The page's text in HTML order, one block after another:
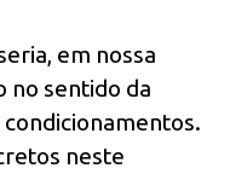
em nossa
no sentido da
neste